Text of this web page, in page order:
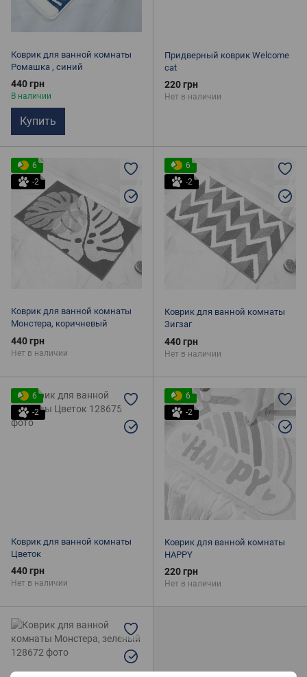
Коврик для ванной комнаты
Ромашка , синий
440 грн
В наличии
Купить
Придверный коврик Welcome
cat
220 грн
Нет в наличии
6
-2
Коврик для ванной комнаты
Монстера, коричневый
440 грн
Нет в наличии
6
-2
Коврик для ванной комнаты
Зигзаг
440 грн
Нет в наличии
6
-2
Коврик для ванной комнаты
Цветок
440 грн
Нет в наличии
6
-2
Коврик для ванной комнаты
HAPPY
220 грн
Нет в наличии